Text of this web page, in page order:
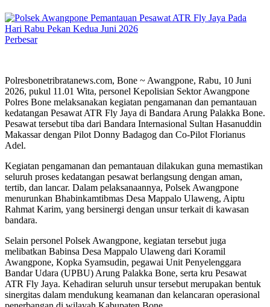
Perbesar
Polresbonetribratanews.com, Bone ~ Awangpone, Rabu, 10 Juni
2026, pukul 11.01 Wita, personel Kepolisian Sektor Awangpone
Polres Bone melaksanakan kegiatan pengamanan dan pemantauan
kedatangan Pesawat ATR Fly Jaya di Bandara Arung Palakka Bone.
Pesawat tersebut tiba dari Bandara Internasional Sultan Hasanuddin
Makassar dengan Pilot Donny Badagog dan Co-Pilot Florianus
Adel.
Kegiatan pengamanan dan pemantauan dilakukan guna memastikan
seluruh proses kedatangan pesawat berlangsung dengan aman,
tertib, dan lancar. Dalam pelaksanaannya, Polsek Awangpone
menurunkan Bhabinkamtibmas Desa Mappalo Ulaweng, Aiptu
Rahmat Karim, yang bersinergi dengan unsur terkait di kawasan
bandara.
Selain personel Polsek Awangpone, kegiatan tersebut juga
melibatkan Babinsa Desa Mappalo Ulaweng dari Koramil
Awangpone, Kopka Syamsudin, pegawai Unit Penyelenggara
Bandar Udara (UPBU) Arung Palakka Bone, serta kru Pesawat
ATR Fly Jaya. Kehadiran seluruh unsur tersebut merupakan bentuk
sinergitas dalam mendukung keamanan dan kelancaran operasional